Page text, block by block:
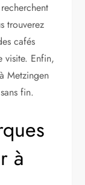
trouverez
cafés
visite. Enfin,
Metzingen
fin.
à